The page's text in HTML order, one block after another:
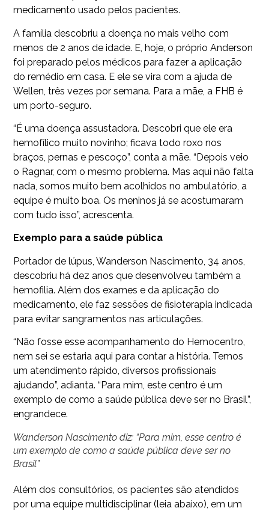
medicamento usado pelos pacientes.
A família descobriu a doença no mais velho com
menos de 2 anos de idade. E, hoje, o próprio Anderson
foi preparado pelos médicos para fazer a aplicação
do remédio em casa. E ele se vira com a ajuda de
Wellen, três vezes por semana. Para a mãe, a FHB é
um porto-seguro.
“É uma doença assustadora. Descobri que ele era
hemofílico muito novinho; ficava todo roxo nos
braços, pernas e pescoço”, conta a mãe. “Depois veio
o Ragnar, com o mesmo problema. Mas aqui não falta
nada, somos muito bem acolhidos no ambulatório, a
equipe é muito boa. Os meninos já se acostumaram
com tudo isso”, acrescenta.
Exemplo para a saúde pública
Portador de lúpus, Wanderson Nascimento, 34 anos,
descobriu há dez anos que desenvolveu também a
hemofilia. Além dos exames e da aplicação do
medicamento, ele faz sessões de fisioterapia indicada
para evitar sangramentos nas articulações.
“Não fosse esse acompanhamento do Hemocentro,
nem sei se estaria aqui para contar a história. Temos
um atendimento rápido, diversos profissionais
ajudando”, adianta. “Para mim, este centro é um
exemplo de como a saúde pública deve ser no Brasil”,
engrandece.
Wanderson Nascimento diz: “Para mim, esse centro é
um exemplo de como a saúde pública deve ser no
Brasil”
Além dos consultórios, os pacientes são atendidos
por uma equipe multidisciplinar (leia abaixo), em um